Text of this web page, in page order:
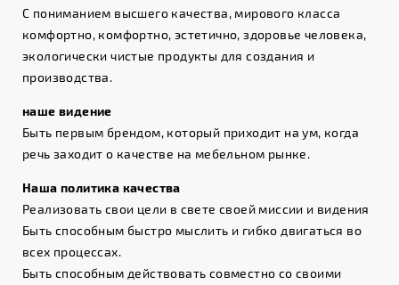
С пониманием высшего качества, мирового класса
комфортно, комфортно, эстетично, здоровье человека,
экологически чистые продукты для создания и
производства.
наше видение
Быть первым брендом, который приходит на ум, когда
речь заходит о качестве на мебельном рынке.
Наша политика качества
Реализовать свои цели в свете своей миссии и видения
Быть способным быстро мыслить и гибко двигаться во
всех процессах.
Быть способным действовать совместно со своими